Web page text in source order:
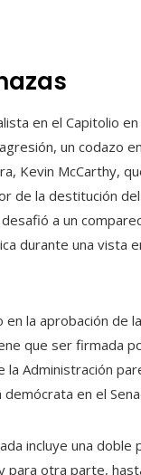
en el Capitolio
un codazo
Kevin McCarthy,
de la destitución
a un
durante una
la aprobación
que ser firmada
Administración
en el
incluye una
para otra parte,